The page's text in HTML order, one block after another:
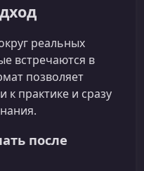
реальных
встречаются в
позволяет
к практике и сразу
после